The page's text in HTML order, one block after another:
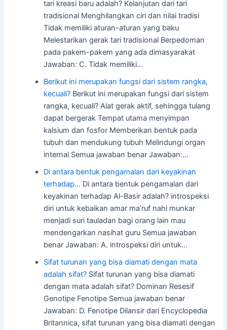
tari kreasi baru adalah? Kelanjutan dari tari
tradisional Menghilangkan ciri dan nilai tradisi
Tidak memiliki aturan-aturan yang baku
Melestarikan gerak tari tradisional Berpedoman
pada pakem-pakem yang ada dimasyarakat
Jawaban: C. Tidak memiliki…
Berikut ini merupakan fungsi dari sistem rangka,
kecuali? Berikut ini merupakan fungsi dari sistem
rangka, kecuali? Alat gerak aktif, sehingga tulang
dapat bergerak Tempat utama menyimpan
kalsium dan fosfor Memberikan bentuk pada
tubuh dan mendukung tubuh Melindungi organ
internal Semua jawaban benar Jawaban:…
Di antara bentuk pengamalan dari keyakinan
terhadap… Di antara bentuk pengamalan dari
keyakinan terhadap Al-Basir adalah? introspeksi
diri untuk kebaikan amar ma’ruf nahi munkar
menjadi suri tauladan bagi orang lain mau
mendengarkan nasihat guru Semua jawaban
benar Jawaban: A. introspeksi diri untuk…
Sifat turunan yang bisa diamati dengan mata
adalah sifat? Sifat turunan yang bisa diamati
dengan mata adalah sifat? Dominan Resesif
Genotipe Fenotipe Semua jawaban benar
Jawaban: D. Fenotipe Dilansir dari Encyclopedia
Britannica, sifat turunan yang bisa diamati dengan